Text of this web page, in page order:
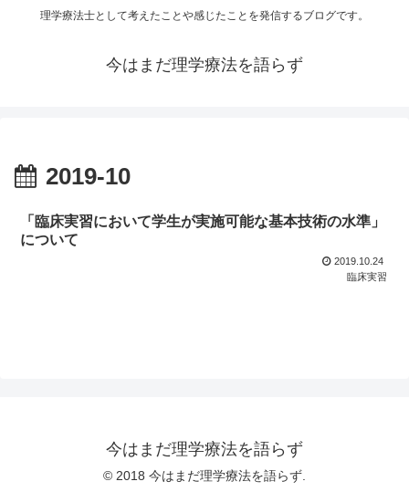
理学療法士として考えたことや感じたことを発信するブログです。
今はまだ理学療法を語らず
2019-10
「臨床実習において学生が実施可能な基本技術の水準」
について
2019.10.24
臨床実習
今はまだ理学療法を語らず
© 2018 今はまだ理学療法を語らず.